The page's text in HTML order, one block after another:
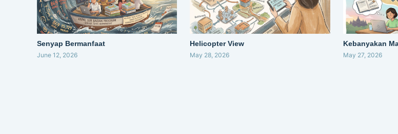
Senyap Bermanfaat
June 12, 2026
Helicopter View
May 28, 2026
Kebanyakan
May 27, 2026